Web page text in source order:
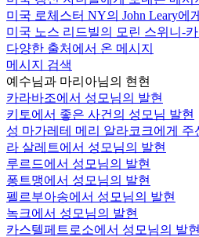
미국 로체스터 NY의 John Leary에
미국 노스 리드빌의 모린 스위니-
다양한 출처에서 온 메시지
메시지 검색
예수님과 마리아님의 현현
카라바조에서 성모님의 발현
키토에서 좋은 사건의 성모님 발현
성 마가레테 메리 알라코크에게 주
라 살레트에서 성모님의 발현
루르드에서 성모님의 발현
퐁트맹에서 성모님의 발현
펠르부아송에서 성모님의 발현
녹크에서 성모님의 발현
카스텔페트로소에서 성모님의 발현